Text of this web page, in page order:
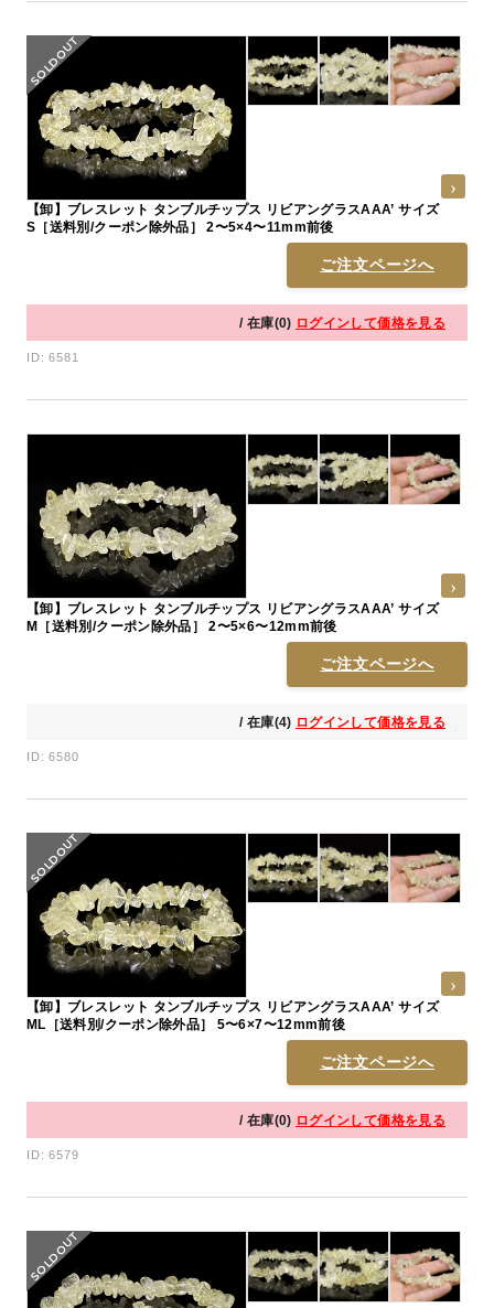
【卸】ブレスレット タンブルチップス リビアングラスAAA’ サイズ
S［送料別/クーポン除外品］ 2〜5×4〜11mm前後
ご注文ページへ
/ 在庫(0) ログインして価格を見る
ID: 6581
【卸】ブレスレット タンブルチップス リビアングラスAAA’ サイズ
M［送料別/クーポン除外品］ 2〜5×6〜12mm前後
ご注文ページへ
/ 在庫(4) ログインして価格を見る
ID: 6580
【卸】ブレスレット タンブルチップス リビアングラスAAA’ サイズ
ML［送料別/クーポン除外品］ 5〜6×7〜12mm前後
ご注文ページへ
/ 在庫(0) ログインして価格を見る
ID: 6579